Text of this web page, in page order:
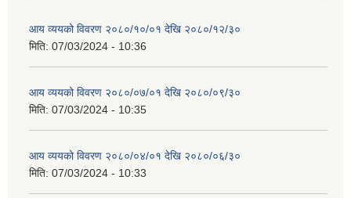
आय व्ययको विवरण २०८०/१०/०१ देखि २०८०/१२/३०
मिति: 07/03/2024 - 10:36
आय व्ययको विवरण २०८०/०७/०१ देखि २०८०/०९/३०
मिति: 07/03/2024 - 10:35
आय व्ययको विवरण २०८०/०४/०१ देखि २०८०/०६/३०
मिति: 07/03/2024 - 10:33